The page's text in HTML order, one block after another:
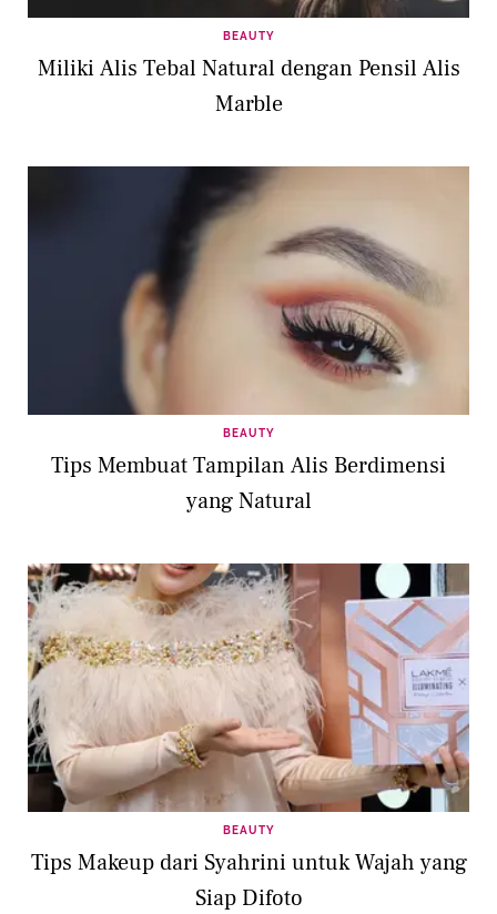
BEAUTY
Miliki Alis Tebal Natural dengan Pensil Alis
Marble
BEAUTY
Tips Membuat Tampilan Alis Berdimensi
yang Natural
BEAUTY
Tips Makeup dari Syahrini untuk Wajah yang
Siap Difoto